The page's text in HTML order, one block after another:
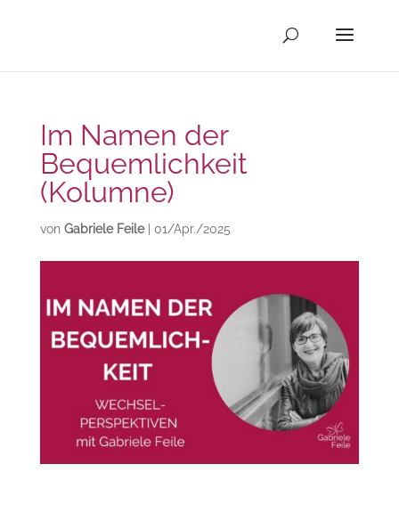
Im Namen der
Bequemlichkeit
(Kolumne)
von Gabriele Feile| 01/Apr./2025